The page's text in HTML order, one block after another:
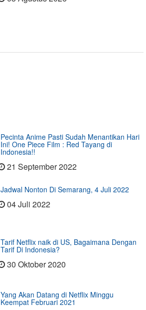
Pecinta Anime Pasti Sudah Menantikan Hari
Ini! One Piece Film : Red Tayang di
Indonesia!!
21 September 2022
Jadwal Nonton Di Semarang, 4 Juli 2022
04 Juli 2022
Tarif Netflix naik di US, Bagaimana Dengan
Tarif Di Indonesia?
30 Oktober 2020
Yang Akan Datang di Netflix Minggu
Keempat Februari 2021